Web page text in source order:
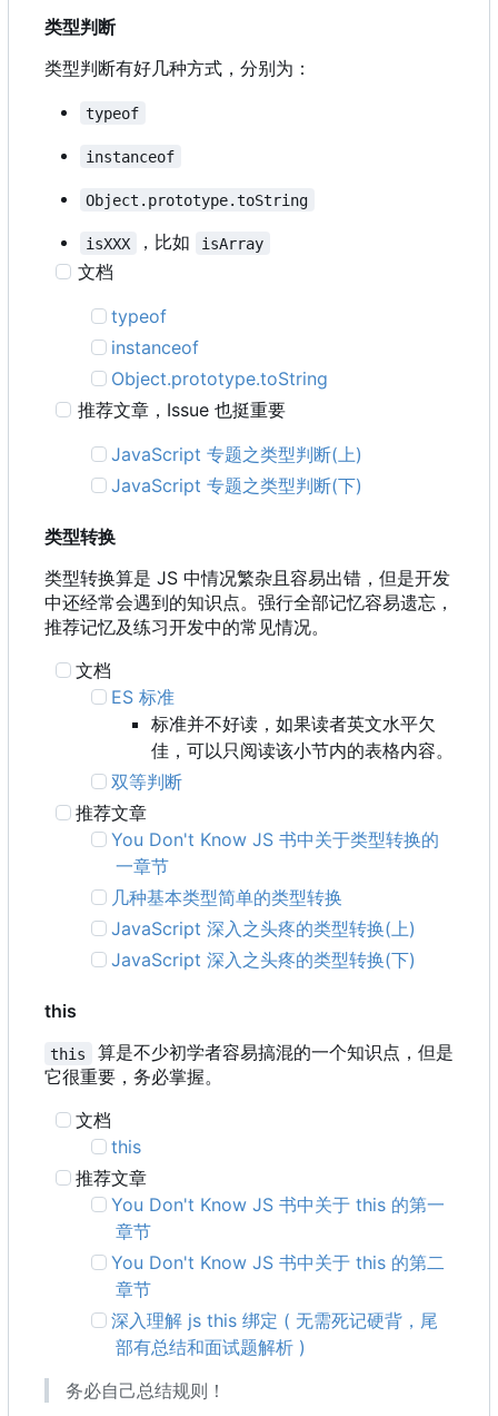
类型判断
类型判断有好几种方式，分别为：
typeof
instanceof
Object.prototype.toString
isXXX ，比如 isArray
文档
typeof
instanceof
Object.prototype.toString
推荐文章 ， Issue 也挺重要
JavaScript 专题之类型判断(上)
JavaScript 专题之类型判断(下)
类型转换
类型转换算是 JS 中情况繁杂且容易出错，但是开发
中还经常会遇到的知识点。强行全部记忆容易遗忘，
推荐记忆及练习开发中的常见情况。
文档
ES 标准
标准并不好读，如果读者英文水平欠
佳，可以只阅读该小节内的表格内容。
双等判断
推荐文章
You Don't Know JS 书中关于类型转换的
一章节
几种基本类型简单的类型转换
JavaScript 深入之头疼的类型转换(上)
JavaScript 深入之头疼的类型转换(下)
this
this
算是不少初学者容易搞混的一个知识点，但是
它很重要，务必掌握。
文档
this
推荐文章
You Don't Know JS 书中关于 this 的第一
章节
You Don't Know JS 书中关于 this 的第二
章节
深入理解 js this 绑定 ( 无需死记硬背，尾
部有总结和面试题解析 )
务必自己总结规则！